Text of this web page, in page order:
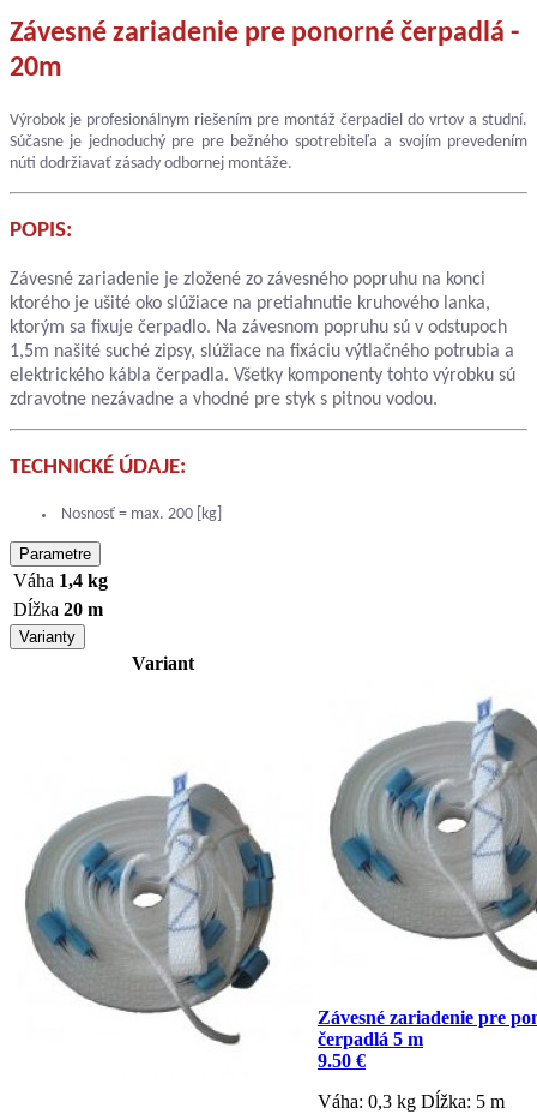
Závesné zariadenie pre ponorné čerpadlá -
20m
Výrobok je profesionálnym riešením pre montáž čerpadiel do vrtov a studní.
Súčasne je jednoduchý pre pre bežného spotrebiteľa a svojím prevedením
núti dodržiavať zásady odbornej montáže.
POPIS:
Závesné zariadenie je zložené zo závesného popruhu na konci
ktorého je ušité oko slúžiace na pretiahnutie kruhového lanka,
ktorým sa fixuje čerpadlo. Na závesnom popruhu sú v odstupoch
1,5m našité suché zipsy, slúžiace na fixáciu výtlačného potrubia a
elektrického kábla čerpadla. Všetky komponenty tohto výrobku sú
zdravotne nezávadne a vhodné pre styk s pitnou vodou.
TECHNICKÉ ÚDAJE:
Nosnosť = max. 200 [kg]
Parametre
Váha 1,4 kg
Dĺžka 20 m
Varianty
Variant
Závesné zariadenie pre
čerpadlá 5 m
9.50 €
Váha: 0,3 kg Dĺžka: 5 m